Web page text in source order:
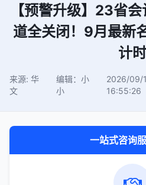
【预警升级】23省
道全关闭！9月最新
计时
来源: 华
文
编辑：小
小
2026/09/
16:55:26
一站式咨询